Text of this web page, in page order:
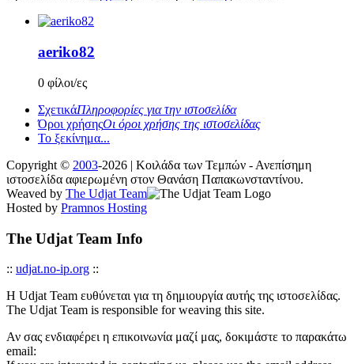
aeriko82
0 φίλοι/ες
ΣχετικάΠληροφορίες για την ιστοσελίδα
Όροι χρήσηςΟι όροι χρήσης της ιστοσελίδας
Το ξεκίνημα...
Copyright © 2003-2026 | Κοιλάδα των Τεμπών - Ανεπίσημη
ιστοσελίδα αφιερωμένη στον Θανάση Παπακωνσταντίνου.
Weaved by The Udjat Team
Hosted by Pramnos Hosting
The Udjat Team Info
:: udjat.no-ip.org ::
Η Udjat Team ευθύνεται για τη δημιουργία αυτής της ιστοσελίδας.
The Udjat Team is responsible for weaving this site.
Αν σας ενδιαφέρει η επικοινωνία μαζί μας, δοκιμάστε το παρακάτω
email: